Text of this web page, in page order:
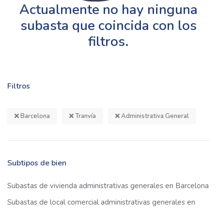
Filtros
Barcelona Tranvía Administrativa General
Subtipos de bien
Subastas de vivienda administrativas generales en Barcelona
Subastas de local comercial administrativas generales en
Actualmente no hay ninguna
subasta que coincida con los
filtros.